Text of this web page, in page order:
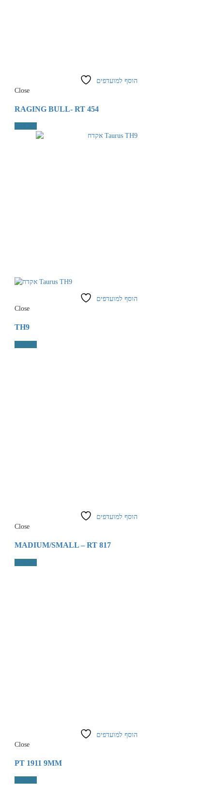
הוסף למועדפים
Close
RAGING BULL- RT 454
קרא עוד
הוסף למועדפים
Close
TH9
קרא עוד
הוסף למועדפים
Close
MADIUM/SMALL – RT 817
קרא עוד
הוסף למועדפים
Close
PT 1911 9MM
קרא עוד